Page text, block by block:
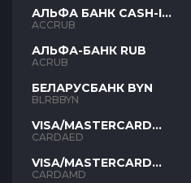
АЛЬФА БАНК CASH-IN
RUB
ACCRUB
АЛЬФА-БАНК RUB
ACRUB
БЕЛАРУСБАНК BYN
BLRBBYN
VISA/MASTERCARD
AED
CARDAED
VISA/MASTERCARD
AMD
CARDAMD